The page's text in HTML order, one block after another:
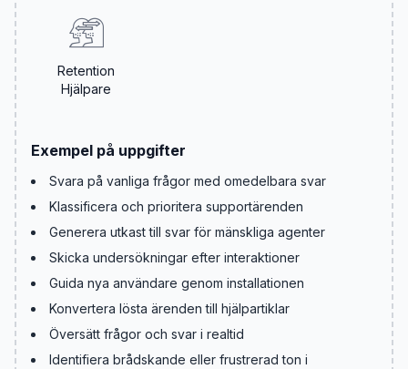
Retention
Hjälpare
Exempel på uppgifter
Svara på vanliga frågor med omedelbara svar
Klassificera och prioritera supportärenden
Generera utkast till svar för mänskliga agenter
Skicka undersökningar efter interaktioner
Guida nya användare genom installationen
Konvertera lösta ärenden till hjälpartiklar
Översätt frågor och svar i realtid
Identifiera brådskande eller frustrerad ton i